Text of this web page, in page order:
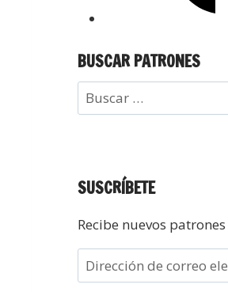
BUSCAR PATRONES
SUSCRÍBETE
Recibe nuevos